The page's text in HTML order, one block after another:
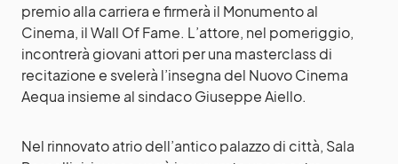
premio alla carriera e firmerà il Monumento al
Cinema, il Wall Of Fame. L’attore, nel pomeriggio,
incontrerà giovani attori per una masterclass di
recitazione e svelerà l’insegna del Nuovo Cinema
Aequa insieme al sindaco Giuseppe Aiello.
Nel rinnovato atrio dell’antico palazzo di città, Sala